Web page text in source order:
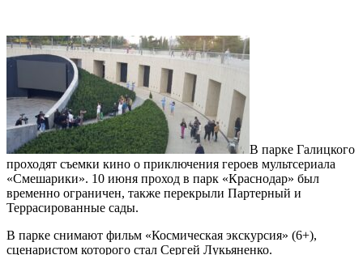
В парке Галицкого
проходят съемки кино о приключения героев мультсериала
«Смешарики». 10 июня проход в парк «Краснодар» был
временно ограничен, также перекрыли Партерный и
Террасированные сады.
В парке снимают фильм «Космическая экскурсия» (6+),
сценаристом которого стал Сергей Лукьяненко.